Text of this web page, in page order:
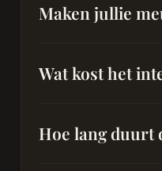
Maken jullie
Wat kost het
Hoe lang duurt